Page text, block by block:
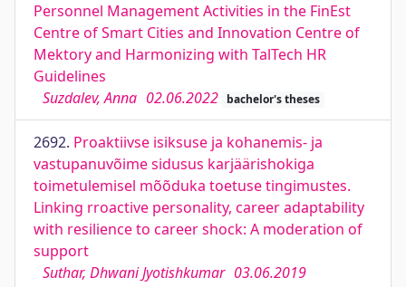
Personnel Management Activities in the FinEst
Centre of Smart Cities and Innovation Centre of
Mektory and Harmonizing with TalTech HR
Guidelines
Suzdalev, Anna 02.06.2022 bachelor's theses
2692. Proaktiivse isiksuse ja kohanemis- ja
vastupanuvõime sidusus karjäärishokiga
toimetulemisel mõõduka toetuse tingimustes.
Linking rroactive personality, career adaptability
with resilience to career shock: A moderation of
support
Suthar, Dhwani Jyotishkumar 03.06.2019